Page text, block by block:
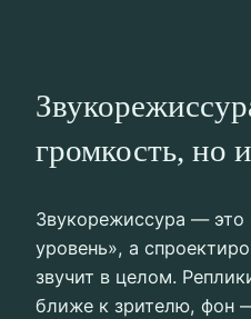
громкость, но
Звукорежиссура — это
уровень», а
звучит в целом.
ближе к зрителю, фон